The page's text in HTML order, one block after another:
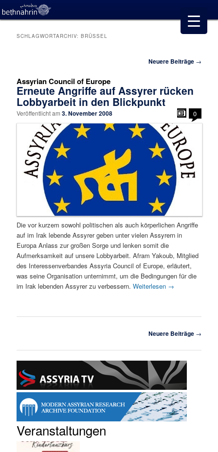
SCHLAGWORTARCHIV:BRÜSSEL
Neuere Beiträge →
Assyrian Council of Europe
Erneute Angriffe auf Assyrer rücken
Lobbyarbeit in den Blickpunkt
Veröffentlicht am3. November 2008 0
Die vor kurzem sowohl politischen als auch körperlichen Angriffe
auf im Irak lebende Assyrer geben unter vielen Assyrern in
Europa Anlass zur großen Sorge und lenken somit die
Aufmerksamkeit auf unsere Lobbyarbeit. Afram Yakoub, Mitglied
des Interessenverbandes Assyria Council of Europe, erläutert,
was seine Organisation unternimmt, um die Bedingungen für die
im Irak lebenden Assyrer zu verbessern.Weiterlesen →
Neuere Beiträge →
Veranstaltungen